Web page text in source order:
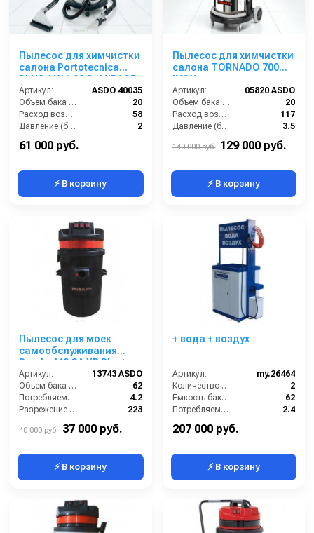
Пылесос для химчистки
салона Portotecnica
PLUS 1 W 1 32 S (MIRAGE
PLUS)
Артикул:
ASDO 40035
Объем бака (л):
20
Расход воздуха (л/сек):
58
Давление (бар):
2
61 000 руб.
⚡ В корзину
Пылесос для химчистки
салона TORNADO 700
INOX
Артикул:
05820 ASDO
Объем бака (л):
20
Расход воздуха (л/сек):
117
Давление (бар):
3.5
140 000 руб. 129 000 руб.
⚡ В корзину
Пылесос для моек
самообслуживания
Panda 440 GA XP Plast
CARWASH
Артикул:
13743 ASDO
Объем бака (л):
62
Потребляемая мощность (кВт):
4.2
Разрежение / сила всасывания (мбар):
223
40 000 руб. 37 000 руб.
⚡ В корзину
+ вода + воздух
Артикул:
my.26464
Количество турбин (шт):
2
Емкость бака для мусора (л):
62
Потребляемая мощность (кВт):
2.4
207 000 руб.
⚡ В корзину